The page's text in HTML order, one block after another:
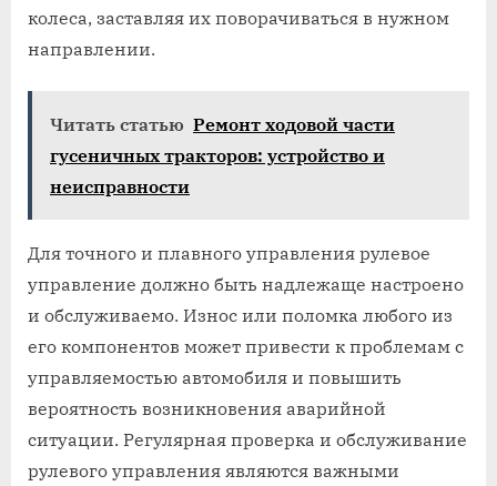
колеса, заставляя их поворачиваться в нужном
направлении.
Читать статью Ремонт ходовой части
гусеничных тракторов: устройство и
неисправности
Для точного и плавного управления рулевое
управление должно быть надлежаще настроено
и обслуживаемо. Износ или поломка любого из
его компонентов может привести к проблемам с
управляемостью автомобиля и повышить
вероятность возникновения аварийной
ситуации. Регулярная проверка и обслуживание
рулевого управления являются важными